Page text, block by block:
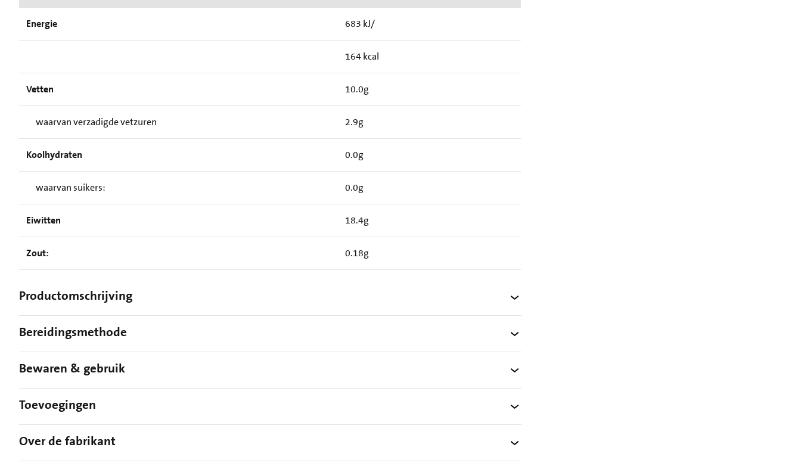
Energie 683 kJ/
164 kcal
Vetten 10.0g
waarvan verzadigde vetzuren 2.9g
Koolhydraten 0.0g
waarvan suikers: 0.0g
Eiwitten 18.4g
Zout: 0.18g
Productomschrijving
Bereidingsmethode
Bewaren & gebruik
Toevoegingen
Over de fabrikant